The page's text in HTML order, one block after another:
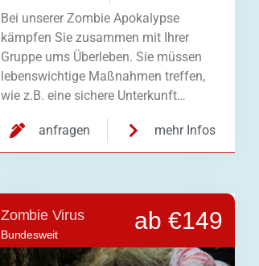
Bei unserer Zombie Apokalypse
kämpfen Sie zusammen mit Ihrer
Gruppe ums Überleben. Sie müssen
lebenswichtige Maßnahmen treffen,
wie z.B. eine sichere Unterkunft…
anfragen mehr Infos
Zombie Virus
Bundesweit
ab €149